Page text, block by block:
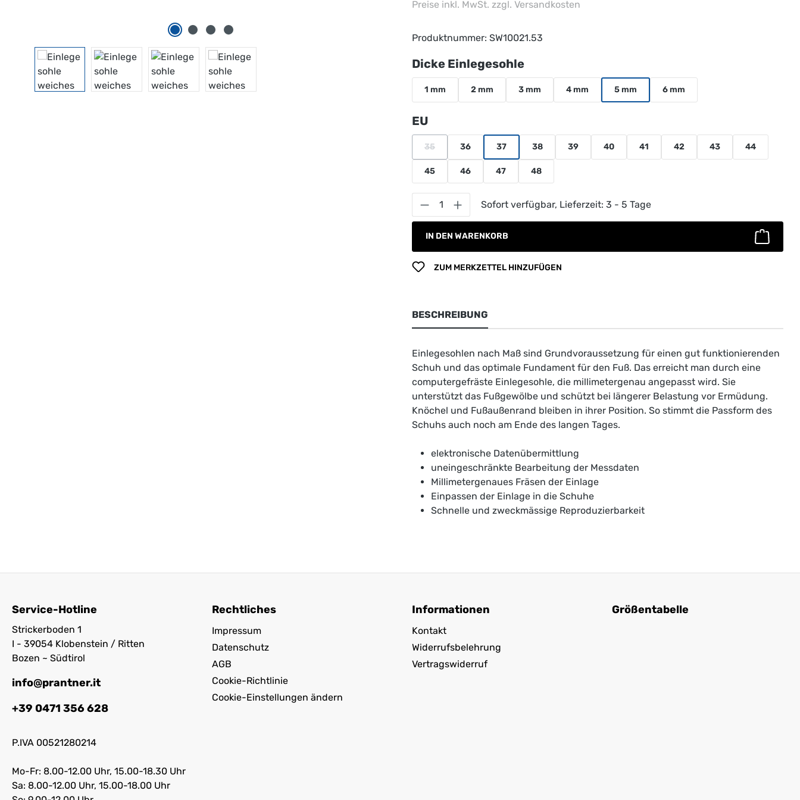
Preise inkl. MwSt. zzgl. Versandkosten
Produktnummer: SW10021.53
Dicke Einlegesohleauswählen
1 mm 2 mm 3 mm 4 mm 5 mm 6 mm
EU
35
(Diese Option ist zurzeit nicht verfügbar.)
36 37 38 39 40 41 42 43 44
45 46 47 48
Produkt Anzahl: Gib den gewünschten Wert ein oder
Sofort verfügbar, Lieferzeit: 3 - 5 Tage
IN DEN WARENKORB
ZUM MERKZETTEL HINZUFÜGEN
BESCHREIBUNG
Einlegesohlen nach Maß sind Grundvoraussetzung für einen gut funktionierenden
Schuh und das optimale Fundament für den Fuß. Das erreicht man durch eine
computergefräste Einlegesohle, die millimetergenau angepasst wird. Sie
unterstützt das Fußgewölbe und schützt bei längerer Belastung vor Ermüdung.
Knöchel und Fußaußenrand bleiben in ihrer Position. So stimmt die Passform des
Schuhs auch noch am Ende des langen Tages.
elektronische Datenübermittlung
uneingeschränkte Bearbeitung der Messdaten
Millimetergenaues Fräsen der Einlage
Einpassen der Einlage in die Schuhe
Schnelle und zweckmässige Reproduzierbarkeit
Service-Hotline
Strickerboden 1
I - 39054 Klobenstein / Ritten
Bozen ~ Südtirol
info@prantner.it
+39 0471 356 628
P.IVA 00521280214
Mo-Fr: 8.00-12.00 Uhr, 15.00-18.30 Uhr
Sa: 8.00-12.00 Uhr, 15.00-18.00 Uhr
Rechtliches
Impressum
Datenschutz
AGB
Cookie-Richtlinie
Cookie-Einstellungen ändern
Informationen
Kontakt
Widerrufsbelehrung
Vertragswiderruf
Größentabelle